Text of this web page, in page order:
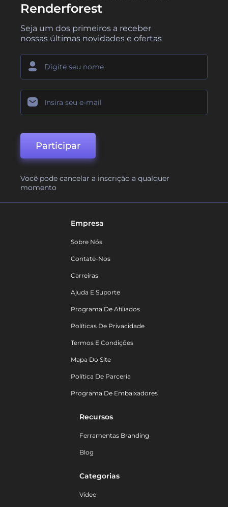
Renderforest
Seja um dos primeiros a receber
nossas últimas novidades e ofertas
Participar
Você pode cancelar a inscrição a qualquer
momento
Empresa
Sobre Nós
Contate-Nos
Carreiras
Ajuda E Suporte
Programa De Afiliados
Políticas De Privacidade
Termos E Condições
Mapa Do Site
Política De Parceria
Programa De Embaixadores
Recursos
Ferramentas Branding
Blog
Categorias
Vídeo